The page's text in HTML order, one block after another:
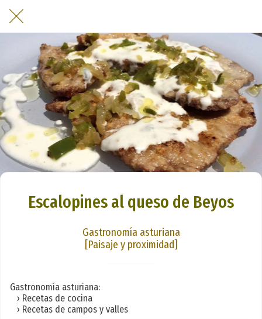
Escalopines al queso de Beyos
Gastronomía asturiana
[Paisaje y proximidad]
Gastronomía asturiana:
› Recetas de cocina
› Recetas de campos y valles